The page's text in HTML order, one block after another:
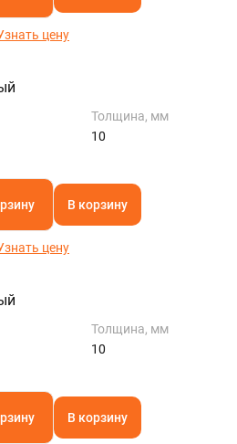
цену
Толщина, мм
10
В корзину
цену
Толщина, мм
10
В корзину